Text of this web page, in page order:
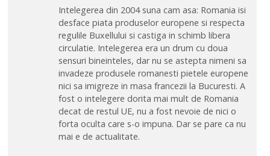
Intelegerea din 2004 suna cam asa: Romania isi
desface piata produselor europene si respecta
regulile Buxellului si castiga in schimb libera
circulatie. Intelegerea era un drum cu doua
sensuri bineinteles, dar nu se astepta nimeni sa
invadeze produsele romanesti pietele europene
nici sa imigreze in masa francezii la Bucuresti. A
fost o intelegere dorita mai mult de Romania
decat de restul UE, nu a fost nevoie de nici o
forta oculta care s-o impuna. Dar se pare ca nu
mai e de actualitate.